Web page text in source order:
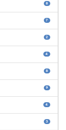
8
7
2
4
8
9
4
3